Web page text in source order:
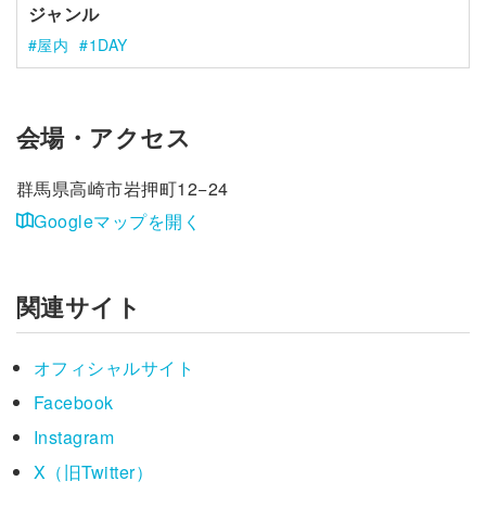
ジャンル
屋内 1DAY
会場・アクセス
群馬県高崎市岩押町12−24
Googleマップを開く
関連サイト
オフィシャルサイト
Facebook
Instagram
X（旧Twitter）